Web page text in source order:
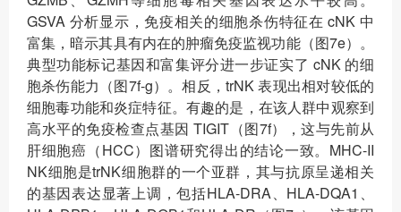
GSVA 分析显示，免疫相关的细胞杀伤特征在 cNK 中
富集，暗示其具有内在的肿瘤免疫监视功能（图7e）。
典型功能标记基因和富集评分进一步证实了 cNK 的细
胞杀伤能力（图7f-g）。相反，trNK 表现出相对较低的
细胞毒功能和炎症特征。有趣的是，在该人群中观察到
高水平的免疫检查点基因 TIGIT（图7f），这与先前从
肝细胞癌（HCC）图谱研究得出的结论一致。MHC-II
NK细胞是trNK细胞群的一个亚群，其与抗原呈递相关
的基因表达显著上调，包括HLA-DRA、HLA-DQA1、